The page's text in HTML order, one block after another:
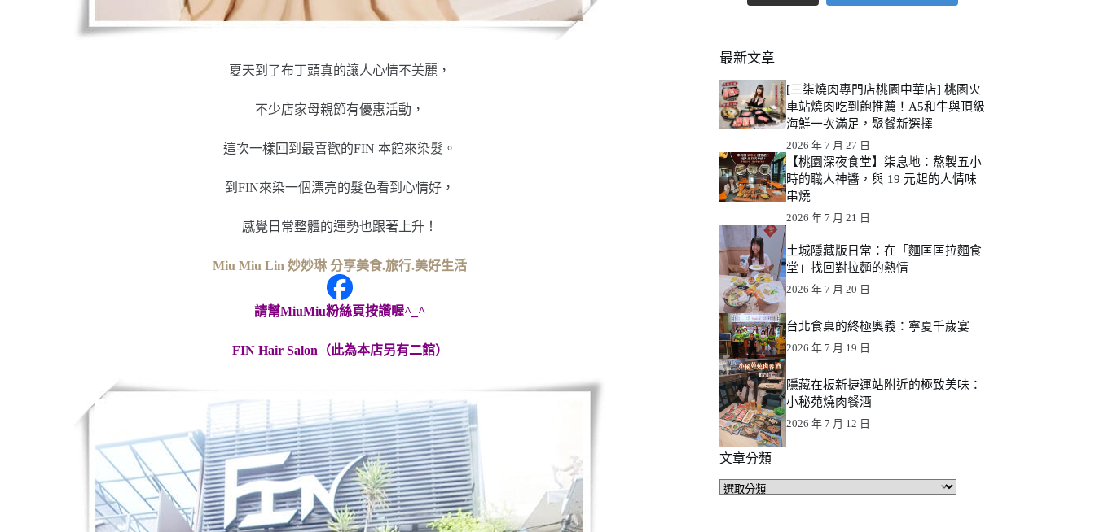
夏天到了布丁頭真的讓人心情不美麗，
不少店家母親節有優惠活動，
這次一樣回到最喜歡的FIN 本館來染髮。
到FIN來染一個漂亮的髮色看到心情好，
感覺日常整體的運勢也跟著上升！
Miu Miu Lin 妙妙琳 分享美食.旅行.美好生活
請幫MiuMiu粉絲頁按讚喔^_^
FIN Hair Salon（此為本店另有二館）
最新文章
[三柒燒肉專門店桃園中華店] 桃園火
車站燒肉吃到飽推薦！A5和牛與頂級
海鮮一次滿足，聚餐新選擇
2026 年 7 月 27 日
【桃園深夜食堂】柒息地：熬製五小
時的職人神醬，與 19 元起的人情味
串燒
2026 年 7 月 21 日
土城隱藏版日常：在「麵匡匡拉麵食
堂」找回對拉麵的熱情
2026 年 7 月 20 日
台北食桌的終極奧義：寧夏千歲宴
2026 年 7 月 19 日
隱藏在板新捷運站附近的極致美味：
小秘苑燒肉餐酒
2026 年 7 月 12 日
文章分類
文